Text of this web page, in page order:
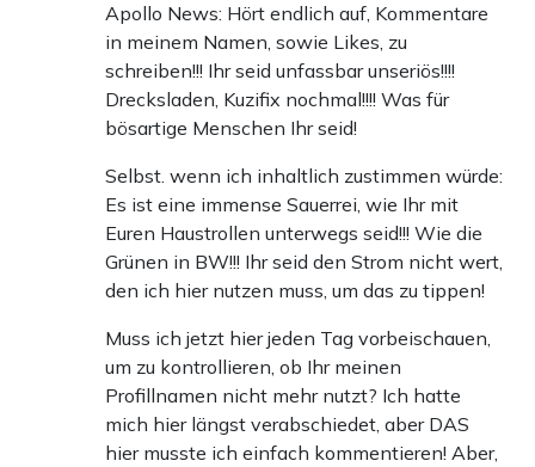
Apollo News: Hört endlich auf, Kommentare
in meinem Namen, sowie Likes, zu
schreiben!!! Ihr seid unfassbar unseriös!!!!
Drecksladen, Kuzifix nochmal!!!! Was für
bösartige Menschen Ihr seid!
Selbst. wenn ich inhaltlich zustimmen würde:
Es ist eine immense Sauerrei, wie Ihr mit
Euren Haustrollen unterwegs seid!!! Wie die
Grünen in BW!!! Ihr seid den Strom nicht wert,
den ich hier nutzen muss, um das zu tippen!
Muss ich jetzt hier jeden Tag vorbeischauen,
um zu kontrollieren, ob Ihr meinen
Profillnamen nicht mehr nutzt? Ich hatte
mich hier längst verabschiedet, aber DAS
hier musste ich einfach kommentieren! Aber,